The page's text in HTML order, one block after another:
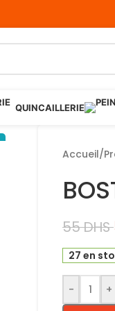
QUINCAILLERIE
Accueil/
55DHS
27 en
- +